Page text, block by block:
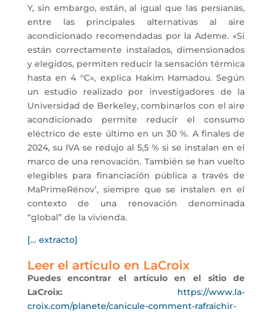
Y, sin embargo, están, al igual que las persianas,
entre las principales alternativas al aire
acondicionado recomendadas por la Ademe. «Si
están correctamente instalados, dimensionados
y elegidos, permiten reducir la sensación térmica
hasta en 4 °C», explica Hakim Hamadou. Según
un estudio realizado por investigadores de la
Universidad de Berkeley, combinarlos con el aire
acondicionado permite reducir el consumo
eléctrico de este último en un 30 %. A finales de
2024, su IVA se redujo al 5,5 % si se instalan en el
marco de una renovación. También se han vuelto
elegibles para financiación pública a través de
MaPrimeRénov’, siempre que se instalen en el
contexto de una renovación denominada
“global” de la vivienda.
[… extracto]
Leer el artículo en LaCroix
Puedes encontrar el artículo en el sitio de
LaCroix: https://www.la-
croix.com/planete/canicule-comment-rafraichir-